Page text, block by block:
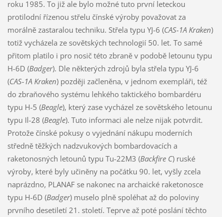
roku 1985. To již ale bylo možné tuto první leteckou
protilodní řízenou střelu čínské výroby považovat za
morálně zastaralou techniku. Střela typu YJ-6 (CAS-1A Kraken)
totiž vycházela ze sovětských technologií 50. let. To samé
přitom platilo i pro nosič této zbraně v podobě letounu typu
H-6D (Badger). Dle některých zdrojů byla střela typu YJ-6
(CAS-1A Kraken) později začleněna, v jednom exempláři, též
do zbraňového systému lehkého taktického bombardéru
typu H-5 (Beagle), který zase vycházel ze sovětského letounu
typu Il-28 (Beagle). Tuto informaci ale nelze nijak potvrdit.
Protože čínské pokusy o vyjednání nákupu moderních
středně těžkých nadzvukových bombardovacích a
raketonosných letounů typu Tu-22M3 (Backfire C) ruské
výroby, které byly učiněny na počátku 90. let, vyšly zcela
naprázdno, PLANAF se nakonec na archaické raketonosce
typu H-6D (Badger) muselo plně spoléhat až do poloviny
prvního desetiletí 21. století. Teprve až poté poslání těchto